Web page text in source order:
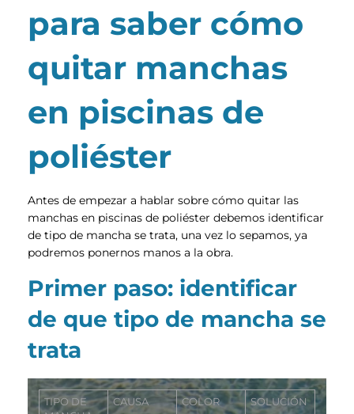
para saber cómo
quitar manchas
en piscinas de
poliéster
Antes de empezar a hablar sobre cómo quitar las
manchas en piscinas de poliéster debemos identificar
de tipo de mancha se trata, una vez lo sepamos, ya
podremos ponernos manos a la obra.
Primer paso: identificar
de que tipo de mancha se
trata
TIPO DE
CAUSA COLOR SOLUCIÓN